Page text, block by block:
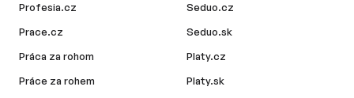
Profesia.cz
Prace.cz
Práca za rohom
Práce za rohem
Seduo.cz
Seduo.sk
Platy.cz
Platy.sk